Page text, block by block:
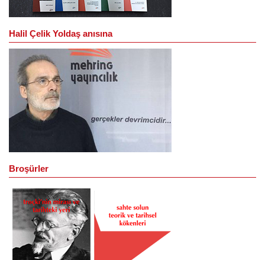
Halil Çelik Yoldaş anısına
Broşürler